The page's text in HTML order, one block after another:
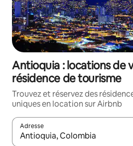
Antioquia : locations de
résidence de tourisme
Trouvez et réservez des
uniques en location sur Airbnb
Adresse
Lorsque les résultats s'affichent,